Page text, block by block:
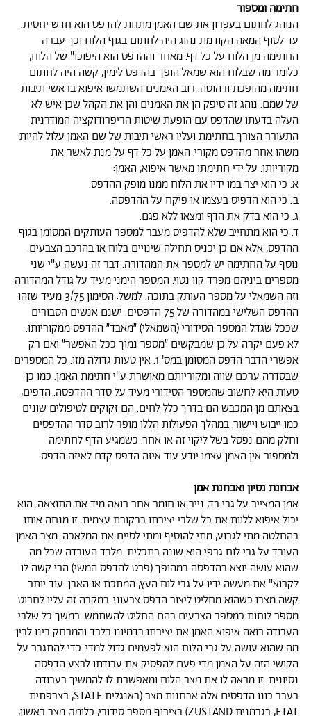
חתימה ומספור
הנוהג לחתום בעפרון את שם האמן מתחת להדפס הוא חדש יחסית.
עד לסוף המאה הקודמת נהוג היה לחתום בגוף הלוח וכך עברה
החתימה מן הלוח על כל דף. מאחר וההדפס הוא היפוכו" של הלוח,
כלומר מה שבלוח הוא שמאל הופך בהדפס לימין, קשה היה לחתום
חתימה מהופכת ורהוטה. רוב האמנים השתמשו איפוא בראשי תיבות
של שמם. נוהג זה סיפק הן את האמנים והן את הקהל שכן איש לא
העלה בדעתו שהדפס עם הופעת שיטות הריפרודוקציה המודרנית
התעורר הצורך בחתימת ועליו ראשי תיבות של שם האמן עלול להיות
משהו אחר מהדפס מקורי. האמן על כל דף על מנת לאשר את
מקוריותו. על ידי חתימתו מאשר איפוא, האמן:
א. כי הוא יצר במו ידיו את הלוח ממנו מופק ההדפס.
ב. כי הוא הדפיס בעצמו או פיקח על ההדפסה.
ג. כי הוא בדק את הדף ומצאו ללא פגם.
ד. כי הוא מתחייב שלא להדפיס מעבר למספר העותקים המסומן בגוף
ההדפס, אלא אם כן יכניס תחילה שינויים בלוח או בהרכב הצבעים.
נוסף על החתימה יש למספר את המהדורה. דבר זה נעשה ע"י שני
מספרים ביניהם מפרד קוו נטוי. המספר הימני מעיד על גודל המהדורה
וזה השמאלי על מספר העותק בתוכה. למשל: הסימון 3/75 מעיד שזהו
ההדפס השלישי במהדורה של 75 הדפסים. ישנם אנשים הסבורים
שככל שגדל המספר הסידורי (השמאלי) ״מאבד״ ההדפס ממקוריותו.
לא פעם יקרה על כן שמבקשים ״מספר נמוך ככל האפשר״ ואם רק
אפשרי הדבר הדפס המסומן במס' 1. אין טעות גדולה מזו. כל המספרים
שבסדרה ערכם שווה ומקוריותם מאושרת ע"י חתימת האמן. כמו כן
טעות היא לחשוב שהמספר הסידורי מעיד על סדר ההדפסה. הדפים,
בצאתם מן המכבש הם בדרך כלל לחים. הם זקוקים לטיפולים שונים
כמו ייבוש ויישור. במהלך הפעולות הללו מופר לרוב סדר ההדפסים
וחלק מהם נפסל בשל ליקוי זה או אחר. כשמגיע הדף לחתימה
ולמספור אין האמן עצמו יודע עוד איזה הדפס קדם לאיזה הדפס.
אבחנת נסיון ואבחנת אמן
אמן המצייר על גבי בד, נייר או חומר אחר רואה מיד את התוצאה. הוא
יכול איפוא ללוות את כל שלבי יצירתו בבקורת עצמית. זו מנחה אותו
בהחלטה מתי לגרוע, מתי להוסיף ומתי לסיים את המלאכה. מצב האמן
העובד על גבי לוח גרפי הוא שונה בתכלית. מלבד העובדה שכל מה
שהוא עושה יוצא בהדפסה במהופך (פרט להדפס המשי) הרי קשה לו
לקרוא" את מעשה ידיו על גבי לוח העץ, המתכת או האבן. עוד יותר
קשה מצבו כשהוא מחליט ליצור הדפס צבעוני. במקרה זה עליו לחרוט
מספר לוחות כמספר הצבעים בהם החליט להשתמש. במשך כל שלבי
העבודה רואה איפוא האמן את יצירתו בדמיונו בלבד והמרחק בינו לבין
מה שהוא עושה על גבי הלוח הוא לפעמים גדול למדי. כדי להתגבר על
הקושי הזה על האמן מדי פעם להפסיק את עבודתו לבצע הדפסה
נסיונית. זו מראה לו את מצב הלוח ומאפשרת לו להמשיך בעבודה.
בעבר כונו הדפסים אלה אבחנות מצב (באנגלית STATE, בצרפתית
ETAT, בגרמנית ZUSTAND) בצירוף מספר סידורי, כלומר, מצב ראשון,